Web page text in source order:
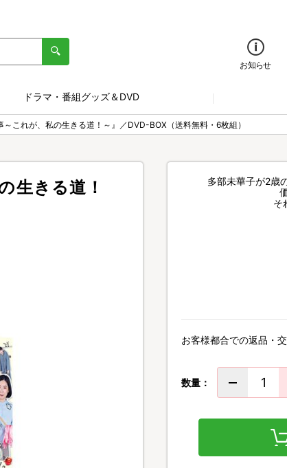
お知らせ
ドラマ・番組グッズ＆DVD
～これが、私の生きる道！～』／DVD-BOX（送料無料・6枚組）
生きる道！
多部未華子が2歳
そ
お客様都合での返品・
数量：